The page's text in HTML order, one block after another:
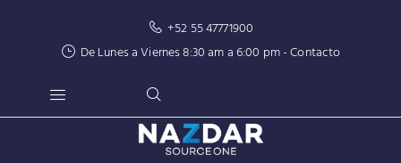
+52 55 47771900
De Lunes a Viernes 8:30 am a 6:00 pm -Contacto